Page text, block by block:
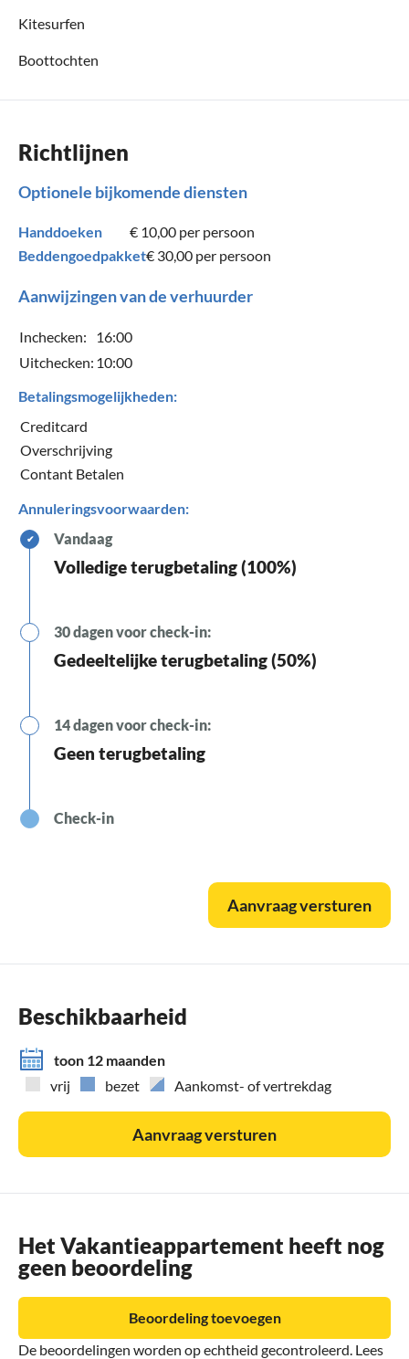
Kitesurfen
Boottochten
Richtlijnen
Optionele bijkomende diensten
Handdoeken € 10,00 per persoon
Beddengoedpakket€ 30,00 per persoon
Aanwijzingen van de verhuurder
Inchecken:
16:00
Uitchecken: 10:00
Betalingsmogelijkheden:
Creditcard
Overschrijving
Contant Betalen
Annuleringsvoorwaarden:
✔ Vandaag
Volledige terugbetaling (100%)
30 dagen voor check-in:
Gedeeltelijke terugbetaling (50%)
14 dagen voor check-in:
Geen terugbetaling
Check-in
Aanvraag versturen
Beschikbaarheid
toon 12 maanden
vrij
bezet Aankomst- of vertrekdag
Aanvraag versturen
Het Vakantieappartement heeft nog
geen beoordeling
De beoordelingen worden op echtheid gecontroleerd. Lees
Beoordeling toevoegen